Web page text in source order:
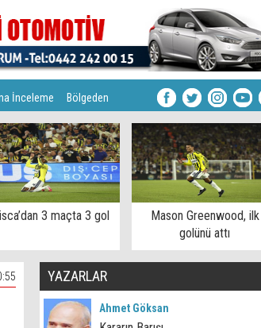
İnceleme Bölgeden
3 maçta 3 gol
Mason Greenwood, ilk
golünü attı
YAZARLAR
Ahmet Göksan